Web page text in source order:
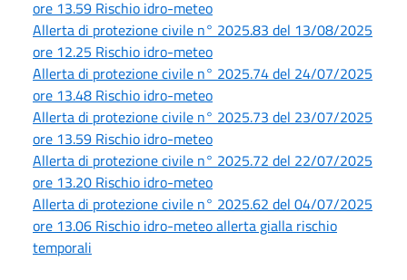
ore 13.59 Rischio idro-meteo
Allerta di protezione civile n° 2025.83 del 13/08/2025
ore 12.25 Rischio idro-meteo
Allerta di protezione civile n° 2025.74 del 24/07/2025
ore 13.48 Rischio idro-meteo
Allerta di protezione civile n° 2025.73 del 23/07/2025
ore 13.59 Rischio idro-meteo
Allerta di protezione civile n° 2025.72 del 22/07/2025
ore 13.20 Rischio idro-meteo
Allerta di protezione civile n° 2025.62 del 04/07/2025
ore 13.06 Rischio idro-meteo allerta gialla rischio
temporali